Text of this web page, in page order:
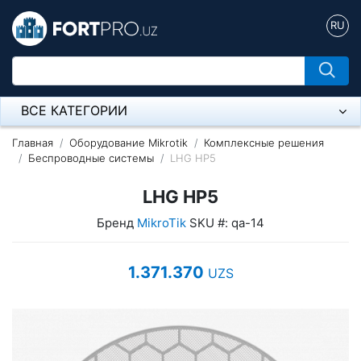
RU
ВСЕ КАТЕГОРИИ
Микрофон
Главная Оборудование Mikrotik
Комплексные решения
Беспроводные системы
LHG HP5
LHG HP5
Бренд MikroTik SKU #: qa-14
1.371.370 UZS